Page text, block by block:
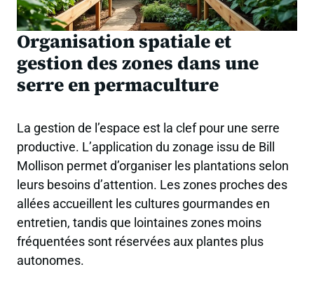
Organisation spatiale et
gestion des zones dans une
serre en permaculture
La gestion de l’espace est la clef pour une serre
productive. L’application du zonage issu de Bill
Mollison permet d’organiser les plantations selon
leurs besoins d’attention. Les zones proches des
allées accueillent les cultures gourmandes en
entretien, tandis que lointaines zones moins
fréquentées sont réservées aux plantes plus
autonomes.